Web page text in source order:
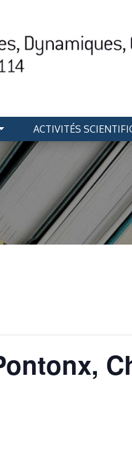
ACTIVITÉS